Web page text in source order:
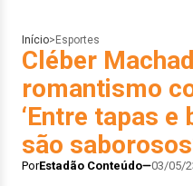
Início> Esportes
Cléber
romantismo
‘Entre tapas
são
PorEstadão Conteúdo 03/05/